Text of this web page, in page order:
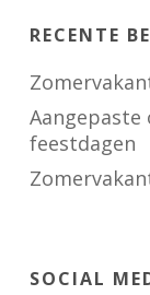
RECENTE
feestdagen
SOCIAL